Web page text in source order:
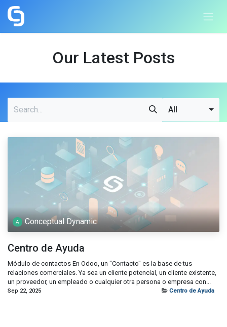
Skip to Content
Our Latest Posts
All
Conceptual Dynamic
Centro de Ayuda
Módulo de contactos En Odoo, un "Contacto" es la base de tus
relaciones comerciales. Ya sea un cliente potencial, un cliente existente,
un proveedor, un empleado o cualquier otra persona o empresa con...
Sep 22, 2025 Centro de Ayuda